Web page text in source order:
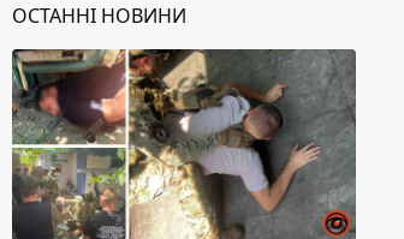
ОСТАННІ НОВИНИ